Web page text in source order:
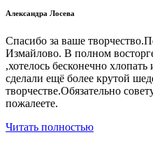
Александра Лосева
Спасибо за ваше
Измайлово. В полном
,хотелось бесконечно
сделали ещё более крутой
творчестве.Обязательно
пожалеете.
Читать полностью